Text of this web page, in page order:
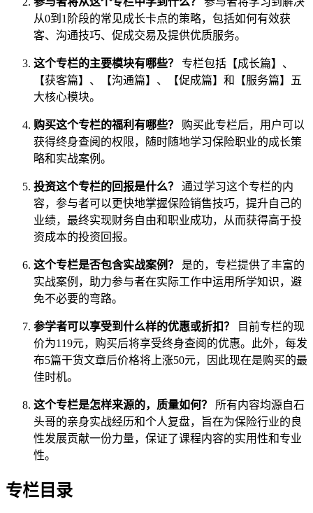
从0到1阶段的常见成长卡点的策略，包括如何有效获
客、沟通技巧、促成交易及提供优质服务。
这个专栏的主要模块有哪些？
专栏包括【成长篇】、
【获客篇】、【沟通篇】、【促成篇】和【服务篇】五
大核心模块。
购买这个专栏的福利有哪些？
购买此专栏后，用户可以
获得终身查阅的权限，随时随地学习保险职业的成长策
略和实战案例。
投资这个专栏的回报是什么？
通过学习这个专栏的内
容，参与者可以更快地掌握保险销售技巧，提升自己的
业绩，最终实现财务自由和职业成功，从而获得高于投
资成本的投资回报。
这个专栏是否包含实战案例？
是的，专栏提供了丰富的
实战案例，助力参与者在实际工作中运用所学知识，避
免不必要的弯路。
参学者可以享受到什么样的优惠或折扣？
目前专栏的现
价为119元，购买后将享受终身查阅的优惠。此外，每发
布5篇干货文章后价格将上涨50元，因此现在是购买的最
佳时机。
这个专栏是怎样来源的，质量如何？
所有内容均源自石
头哥的亲身实战经历和个人复盘，旨在为保险行业的良
性发展贡献一份力量，保证了课程内容的实用性和专业
性。
专栏目录